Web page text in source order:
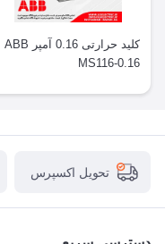
کلید حرارتی 0.16 آمپر ABB
MS116-0.16
تحویل اکسپرس